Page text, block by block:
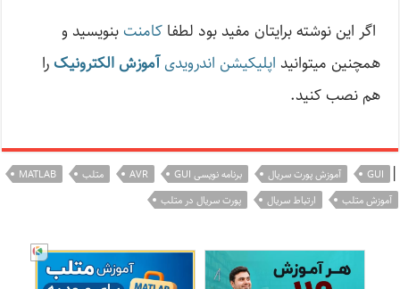
اگر این نوشته‌ برایتان مفید بود لطفاکامنت بنویسید و
همچنین میتوانید اپلیکیشن اندرویدیآموزش الکترونیک را
هم نصب کنید.
|
GUI آموزش پورت سریال برنامه نویسی GUI AVR متلب
MATLAB
آموزش متلب
ارتباط سریال پورت سریال در متلب